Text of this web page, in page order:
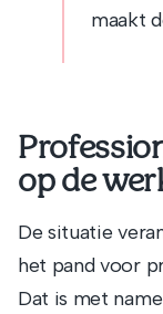
maakt
op de
De situatie
het pand voor
Dat is met